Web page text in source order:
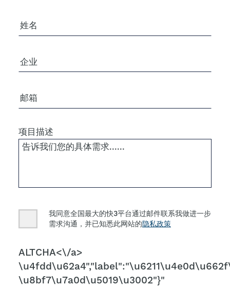
您的姓名
公司/组织
电子邮箱
项目描述
Consent
我同意全国最大的快3平台通过邮件联系我做进一步
需求沟通，并已知悉此网站的隐私政策
CAPTCHA
ALTCHA<\/a>
\u8bf7\u7a0d\u5019\u3002"}"